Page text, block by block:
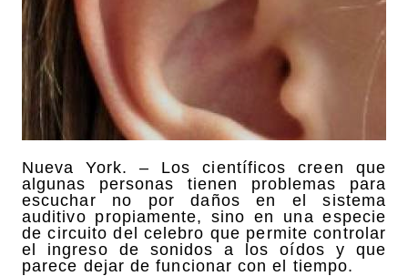
Nueva York. – Los científicos creen que
algunas personas tienen problemas para
escuchar no por daños en el sistema
auditivo propiamente, sino en una especie
de circuito del celebro que permite controlar
el ingreso de sonidos a los oídos y que
parece dejar de funcionar con el tiempo.